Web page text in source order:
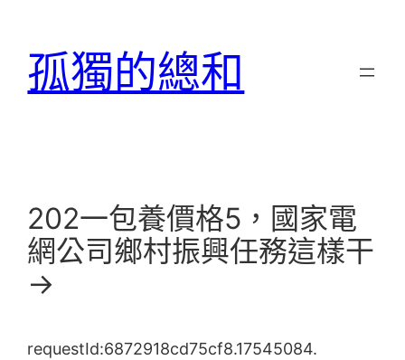
孤獨的總和
202一包養價格5，國家電
網公司鄉村振興任務這樣干
→
requestId:6872918cd75cf8.17545084.